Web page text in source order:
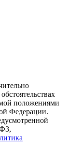
положениями
Федерации.